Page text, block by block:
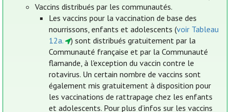
Vaccins distribués par les communautés.
Les vaccins pour la vaccination de base des
nourrissons, enfants et adolescents (voir Tableau
12a.
) sont distribués gratuitement par la
Communauté française et par la Communauté
flamande, à l'exception du vaccin contre le
rotavirus. Un certain nombre de vaccins sont
également mis gratuitement à disposition pour
les vaccinations de rattrapage chez les enfants
et adolescents. Pour plus d’infos sur les vaccins